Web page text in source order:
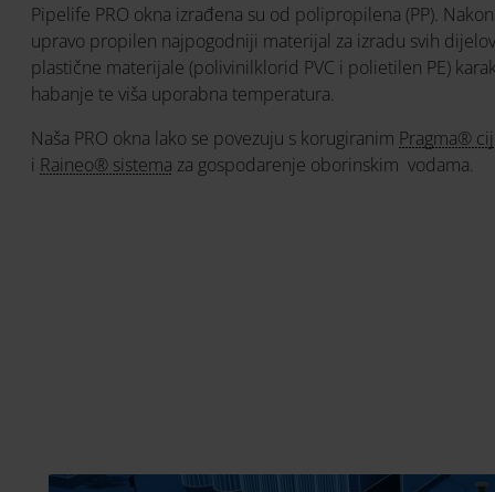
Pipelife PRO okna izrađena su od polipropilena (PP).
upravo propilen najpogodniji materijal za izradu svih
plastične materijale (polivinilklorid PVC i polietilen PE)
habanje te viša uporabna temperatura.
Naša PRO okna lako se povezuju s korugiranim Pragma®
i Raineo® sistema za gospodarenje oborinskim vodama.